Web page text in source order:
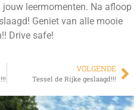
leermomenten. Na afloop
Geniet van alle mooie
Drive safe!
VOLGENDE
Tessel de Rijke geslaagd!!!